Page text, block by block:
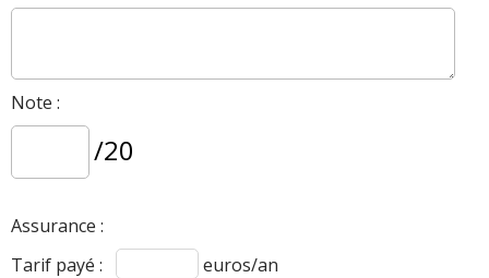
Note :
/20
Assurance :
Tarif payé :
euros/an